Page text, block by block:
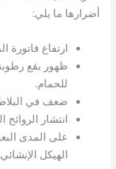
أضرارها ما يلي:
ارتفاع فاتورة
ظهور بقع
للحمام.
ضعف في
انتشار
على المدى
الهيكل